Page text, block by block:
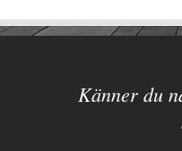
Känner du